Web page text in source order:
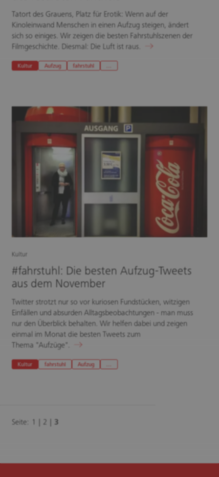
Tatort des Grauens, Platz für Erotik: Wenn auf der
Kinoleinwand Menschen in einen Aufzug steigen, ändert
sich so einiges. Wir zeigen die besten Fahrstuhlszenen der
Filmgeschichte. Diesmal: Die Luft ist raus.
Kultur Aufzug fahrstuhl
Kultur
#fahrstuhl: Die besten Aufzug-Tweets
aus dem November
Twitter strotzt nur so vor kuriosen Fundstücken, witzigen
Einfällen und absurden Alltagsbeobachtungen - man muss
nur den Überblick behalten. Wir helfen dabei und zeigen
einmal im Monat die besten Tweets zum
Thema "Aufzüge".
Kultur fahrstuhl Aufzug
Seite: 1 2 3